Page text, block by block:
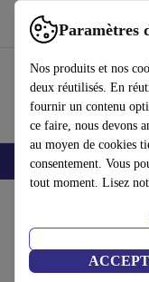
Paramètres
Nos produits et nos
deux réutilisés. En
fournir un contenu
ce faire, nous devons
au moyen de cookies
consentement. Vous
tout moment. Lisez
Utilisez refurbed
Smartphones Laptops
Klim Vidi
Gaote Outemu RED |